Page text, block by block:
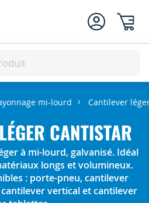
mi-lourd Cantilever
CANTISTAR
à mi-lourd, galvanisé. Idéal
longs et volumineux.
: porte-pneu, cantilever
vertical et cantilever